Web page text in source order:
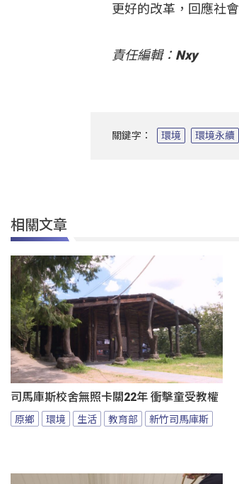
更好的改革，回應社
責任編輯：Nxy
關鍵字： 環境 環境永續
相關文章
司馬庫斯校舍無照卡關22年 衝擊童受教權
原鄉 環境 生活 教育部 新竹司馬庫斯